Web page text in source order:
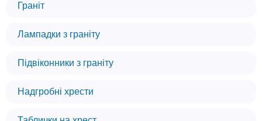
Граніт
Лампадки з граніту
Підвіконники з граніту
Надгробні хрести